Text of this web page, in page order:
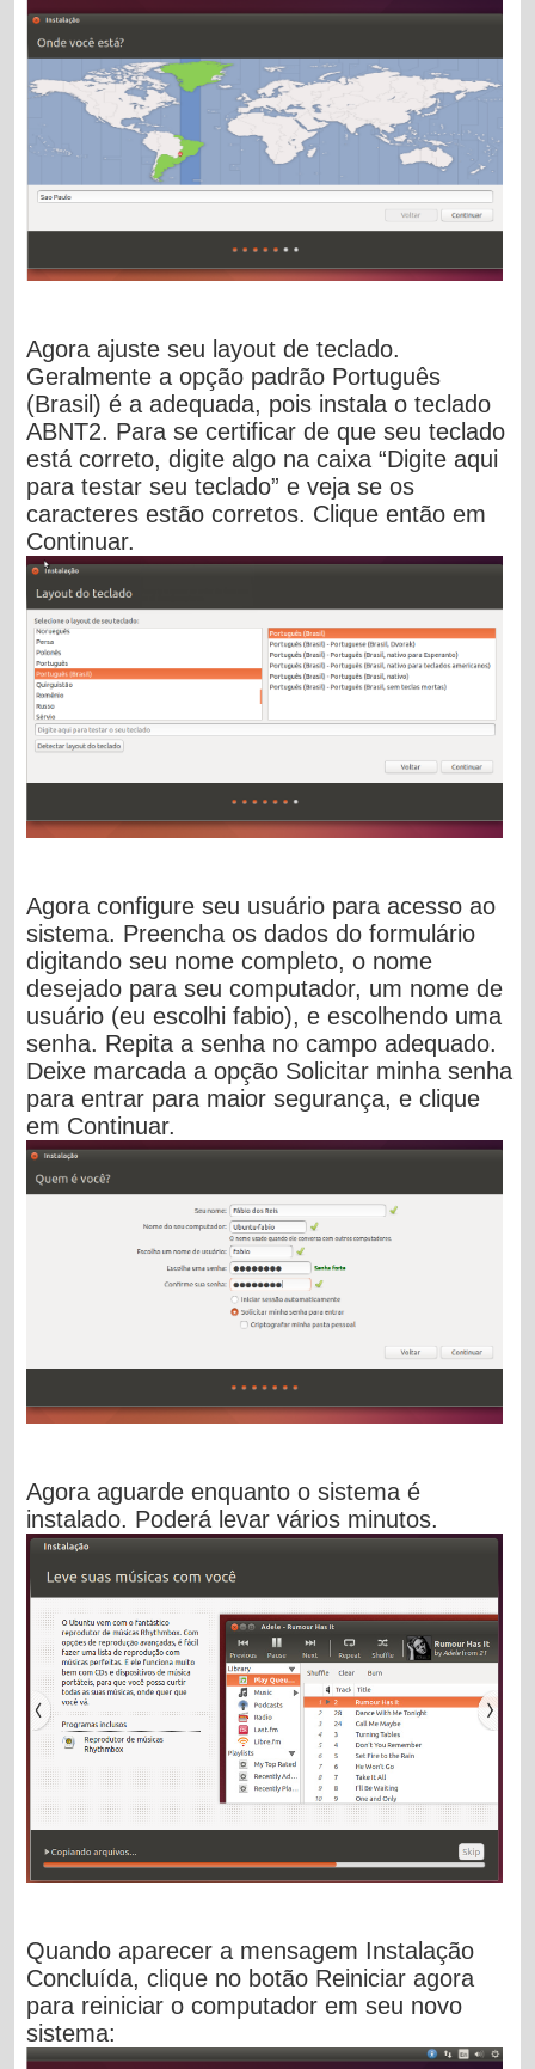
Agora ajuste seu layout de teclado.
Geralmente a opção padrão Português
(Brasil)é a adequada, pois instala o teclado
ABNT2. Para se certificar de que seu teclado
está correto, digite algo na caixa “Digite aqui
para testar seu teclado” e veja se os
caracteres estão corretos. Clique então em
Continuar.
Agora configure seu usuário para acesso ao
sistema. Preencha os dados do formulário
digitando seu nome completo, o nome
desejado para seu computador, um nome de
usuário (eu escolhifabio), e escolhendo uma
senha. Repita a senha no campo adequado.
Deixe marcada a opção Solicitar minha senha
para entrar para maior segurança, e clique
em Continuar.
Agora aguarde enquanto o sistema é
instalado. Poderá levar vários minutos.
Quando aparecer a mensagem Instalação
Concluída, clique no botão Reiniciar agora
para reiniciar o computador em seu novo
sistema: